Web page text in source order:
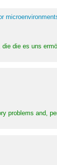
die es uns
problems and,